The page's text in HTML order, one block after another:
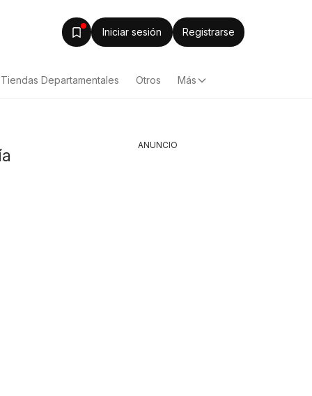
Iniciar sesión Registrarse
Tiendas Departamentales Otros Más
ANUNCIO